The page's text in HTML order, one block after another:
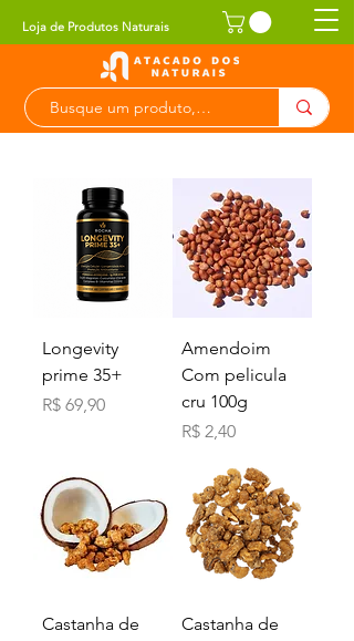
Loja de Produtos Naturais
Longevity
prime 35+
Preço
R$ 69,90
Amendoim
Com pelicula
cru 100g
Preço
R$ 2,40
Castanha de
Castanha de